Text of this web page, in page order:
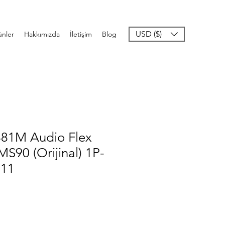
Hakkımızda İletişim Blog USD ($)
Audio Flex
(Orijinal) 1P-